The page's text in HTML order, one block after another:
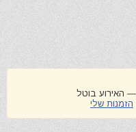
הזמנות שלי